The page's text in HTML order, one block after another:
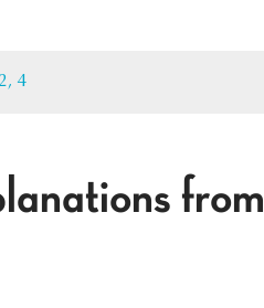
4
from